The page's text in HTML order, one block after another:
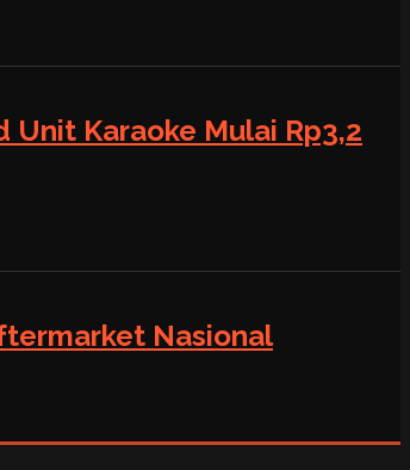
Unit Karaoke Mulai Rp3,2
Nasional